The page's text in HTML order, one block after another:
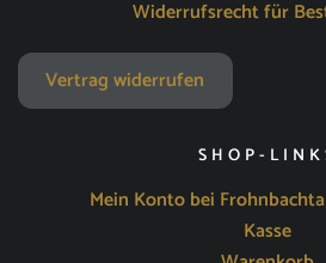
Widerrufsrecht für
Vertrag widerrufen
SHOP-
Mein Konto bei
Kasse